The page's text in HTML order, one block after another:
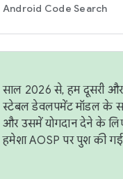
Android Code Search
साल 2026 से, हम दूसरी और
स्टेबल डेवलपमेंट मॉडल के
और उसमें योगदान देने के
हमेशा AOSP पर पुश की